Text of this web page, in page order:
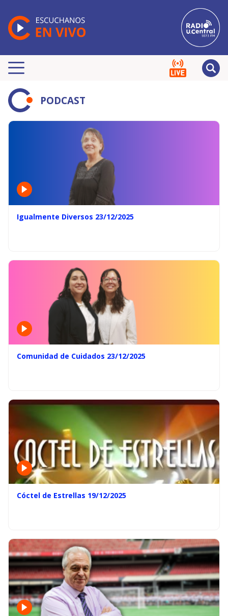
PODCAST
Igualmente Diversos 23/12/2025
Comunidad de Cuidados 23/12/2025
Cóctel de Estrellas 19/12/2025